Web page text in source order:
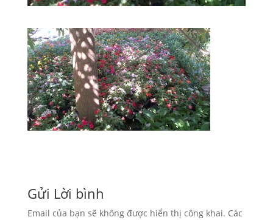
Gửi Lời bình
Email của bạn sẽ không được hiển thị công khai. Các